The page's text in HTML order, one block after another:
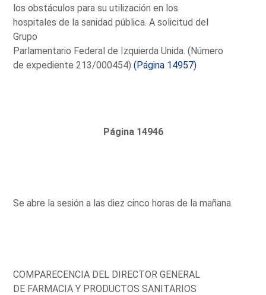
los obstáculos para su utilización en los
hospitales de la sanidad pública. A solicitud del
Grupo
Parlamentario Federal de Izquierda Unida. (Número
de expediente 213/000454)(Página 14957)
Página 14946
Se abre la sesión a las diez cinco horas de la mañana.
COMPARECENCIA DEL DIRECTOR GENERAL
DE FARMACIA Y PRODUCTOS SANITARIOS